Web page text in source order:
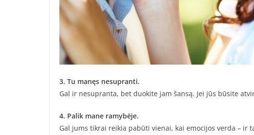
3. Tu manęs nesupranti.
Gal ir nesupranta, bet duokite jam šansą. Jei jūs būsite
4. Palik mane ramybėje.
Gal jums tikrai reikia pabūti vienai, kai emocijos verda – ir